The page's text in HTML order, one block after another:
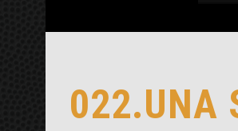
022.UNA